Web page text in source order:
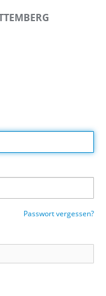
Passwort vergessen?